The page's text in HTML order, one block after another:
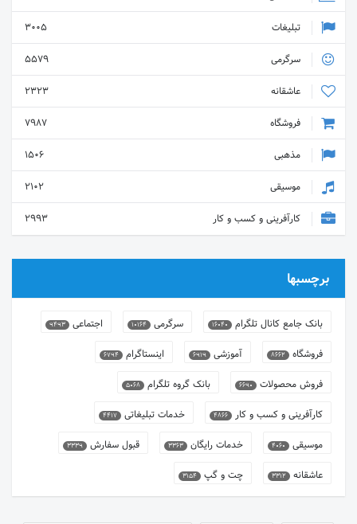
تبلیغات
3005
سرگرمی
5579
عاشقانه
2323
فروشگاه
7987
مذهبی
1506
موسیقی
2102
کارآفرینی و کسب و کار
2993
برچسبها
بانک جامع کانال تلگرام 16040 سرگرمی 10164 اجتماعی 9493
فروشگاه 8662 آموزشی 6919 اینستاگرام 6794
فروش محصولات 6690 بانک گروه تلگرام 5068
کارآفرینی و کسب و کار 4866 خدمات تبلیغاتی 4417
موسیقی 4060 خدمات رایگان 3363 قبول سفارش 3339
عاشقانه 3312 چت و گپ 3154